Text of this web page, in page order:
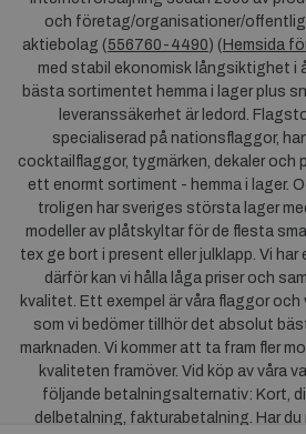
och företag/organisationer/
aktiebolag (556760-4490) ( Hemsida
med stabil ekonomisk långsiktighet i
bästa sortimentet hemma i lager plus
leveranssäkerhet är ledord.
specialiserad på nationsflaggor,
cocktailflaggor, tygmärken, dekaler och
ett enormt sortiment - hemma i lager.
troligen har sveriges största lager
modeller av plåtskyltar för de flesta
tex ge bort i present eller julklapp. Vi har
därför kan vi hålla låga priser och
kvalitet. Ett exempel är våra flaggor och
som vi bedömer tillhör det absolut
marknaden. Vi kommer att ta fram fler
kvaliteten framöver. Vid köp av våra
följande betalningsalternativ: Kort,
delbetalning, fakturabetalning. Har du